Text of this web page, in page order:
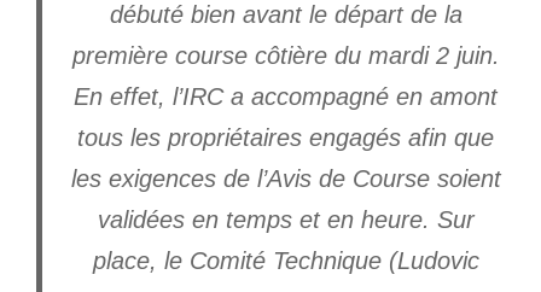
débuté bien avant le départ de la
première course côtière du mardi 2 juin.
En effet, l’IRC a accompagné en amont
tous les propriétaires engagés afin que
les exigences de l’Avis de Course soient
validées en temps et en heure. Sur
place, le Comité Technique (Ludovic